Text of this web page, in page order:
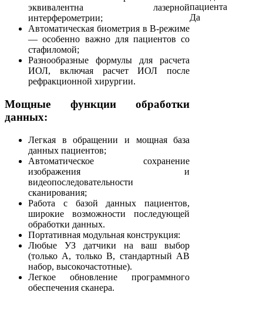
эквивалентна лазерной
интерферометрии;
Автоматическая биометрия в В-режиме
— особенно важно для пациентов со
стафиломой;
Разнообразные формулы для расчета
ИОЛ, включая расчет ИОЛ после
рефракционной хирургии.
Мощные функции обработки
данных:
Легкая в обращении и мощная база
данных пациентов;
Автоматическое сохранение
изображения и
видеопоследовательности
сканирования;
Работа с базой данных пациентов,
широкие возможности последующей
обработки данных.
Портативная модульная конструкция:
Любые УЗ датчики на ваш выбор
(только А, только В, стандартный АВ
набор, высокочастотные).
Легкое обновление программного
обеспечения сканера.
пациента
Да